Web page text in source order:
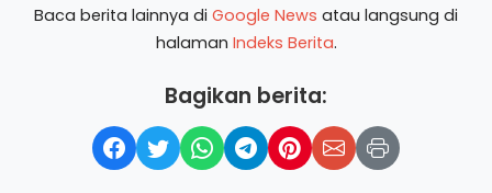
Baca berita lainnya di Google News atau langsung di
halaman Indeks Berita.
Bagikan berita: